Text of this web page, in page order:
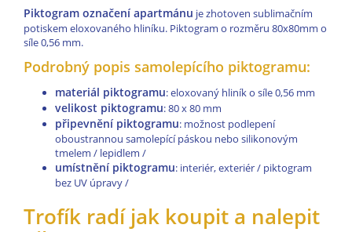
Piktogram označení apartmánu je zhotoven sublimačním
potiskem eloxovaného hliníku. Piktogram o rozměru 80x80mm o
síle 0,56 mm.
Podrobný popis samolepícího piktogramu:
materiál piktogramu: eloxovaný hliník o síle 0,56 mm
velikost piktogramu: 80 x 80 mm
připevnění piktogramu: možnost podlepení
oboustrannou samolepící páskou nebo silikonovým
tmelem / lepidlem /
umístnění piktogramu: interiér, exteriér / piktogram
bez UV úpravy /
Trofík radí jak koupit a nalepit